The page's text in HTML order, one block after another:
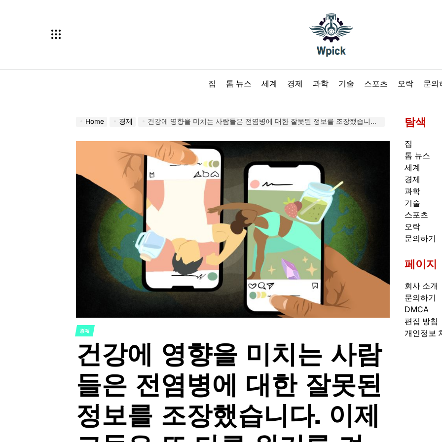
집
톱 뉴스 세계 경제 과학 기술 스포츠 오락 문의
Home 경제 건강에 영향을 미치는 사람들은 전염병에 대한 잘못된 정보를 조장했습니다. 이제 그들은 또 다른 위기를 겨냥하고 있습니다
POSTED
IN
경제
건강에 영향을 미치는 사람
들은 전염병에 대한 잘못된
정보를 조장했습니다. 이제
탐색
집
톱 뉴스
세계
경제
과학
기술
스포츠
오락
문의하기
페이지
회사 소개
문의하기
DMCA
편집 방침
개인정보